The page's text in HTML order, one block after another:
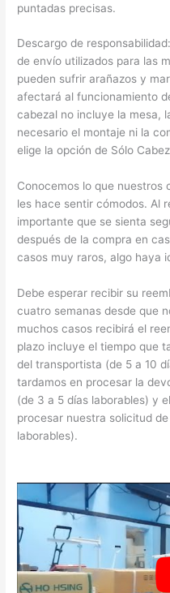
puntadas precisas.
Descargo de
de envío utilizados para las
pueden sufrir arañazos y
afectará al funcionamiento
cabezal no incluye la mesa,
necesario el montaje ni la
elige la opción de Sólo
Conocemos lo que nuestros
les hace sentir cómodos. Al
importante que se sienta
después de la compra en
casos muy raros, algo haya
Debe esperar recibir su
cuatro semanas desde que
muchos casos recibirá el
plazo incluye el tiempo que
del transportista (de 5 a 10
tardamos en procesar la
(de 3 a 5 días laborables) y
procesar nuestra solicitud
laborables).